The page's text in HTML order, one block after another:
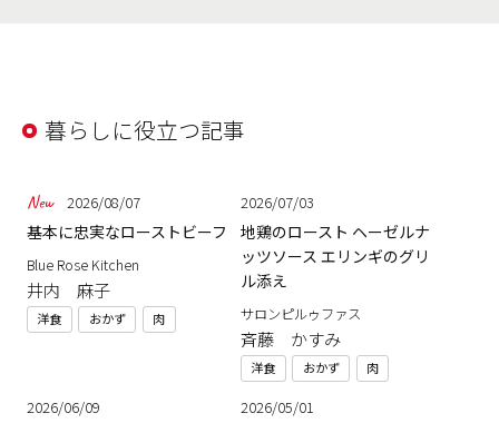
暮らしに役立つ記事
2026/08/07
基本に忠実なローストビーフ
Blue Rose Kitchen
井内 麻子
洋食 おかず 肉
2026/07/03
地鶏のロースト ヘーゼルナ
ッツソース エリンギのグリ
ル添え
サロンピルゥファス
斉藤 かすみ
洋食 おかず 肉
2026/06/09 2026/05/01